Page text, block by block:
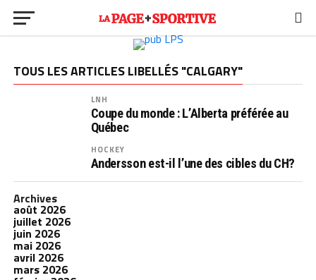
TOUS LES ARTICLES LIBELLÉS "CALGARY"
LNH
Coupe du monde : L’Alberta préférée au
Québec
HOCKEY
Andersson est-il l’une des cibles du CH?
Archives
août 2026
juillet 2026
juin 2026
mai 2026
avril 2026
mars 2026